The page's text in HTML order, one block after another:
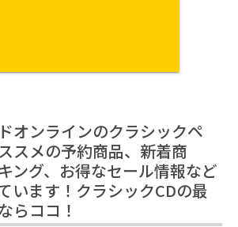
オンラインのクラシックペ
スメの予約商品、新着商
ング、お得なセール情報など
います！クラシックCDの最
らココ！